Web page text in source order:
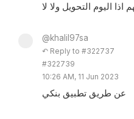
اليوم التحويل ولا لا
@khalil97sa
↶ Reply to #322737
#322739
10:26 AM, 11 Jun 2023
عن طريق تطبيق بنكي